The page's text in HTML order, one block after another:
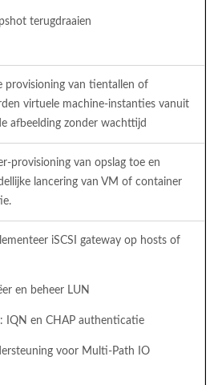
terugdraaien
provisioning van tientallen of
virtuele machine-instanties vanuit
afbeelding zonder wachttijd
provisioning van opslag toe en
lancering van VM of container
iSCSI gateway op hosts of
en beheer LUN
IQN en CHAP authenticatie
voor Multi-Path IO